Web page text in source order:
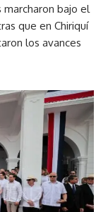
marcharon bajo el
que en Chiriquí
los avances